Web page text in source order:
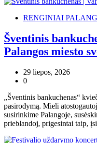
RENGINIAI
Šventinis
Palangos miesto
29 liepos, 2026
0
„Šventinis bankuchenas“
pasirodymą. Mieli
susirinkime Palangoje,
prieblandoj, prigesintai taip,